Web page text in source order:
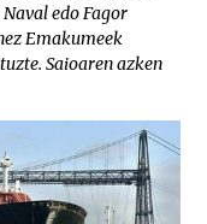
edo Fagor
Emakumeek
Saioaren azken